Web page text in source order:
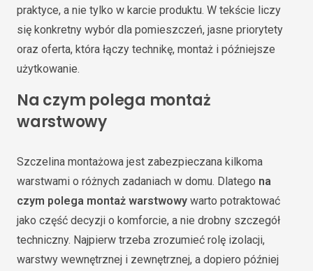
praktyce, a nie tylko w karcie produktu. W tekście liczy
się konkretny wybór dla pomieszczeń, jasne priorytety
oraz oferta, która łączy technikę, montaż i późniejsze
użytkowanie.
Na czym polega montaż
warstwowy
Szczelina montażowa jest zabezpieczana kilkoma
warstwami o różnych zadaniach w domu. Dlatego na
czym polega montaż warstwowy warto potraktować
jako część decyzji o komforcie, a nie drobny szczegół
techniczny. Najpierw trzeba zrozumieć rolę izolacji,
warstwy wewnętrznej i zewnętrznej, a dopiero później